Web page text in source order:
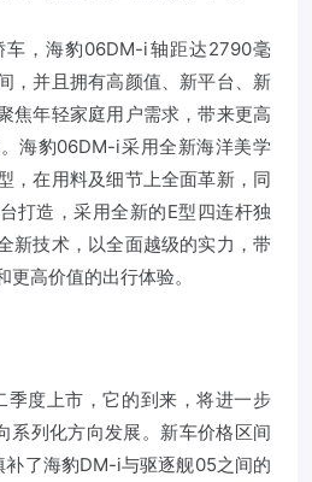
，海豹06DM-i轴距达2790毫
，并且拥有高颜值、新平台、新
焦年轻家庭用户需求，带来更高
海豹06DM-i采用全新海洋美学
，在用料及细节上全面革新，同
打造，采用全新的E型四连杆独
新技术，以全面越级的实力，带
高价值的出行体验。
度上市，它的到来，将进一步
系列化方向发展。新车价格区间
补了海豹DM-i与驱逐舰05之间的